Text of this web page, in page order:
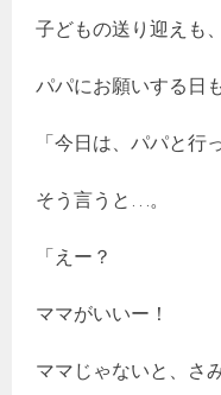
子どもの送り迎えも
パパにお願いする日
「今日は、パパと行
そう言うと…。
「えー？
ママがいいー！
ママじゃないと、さ